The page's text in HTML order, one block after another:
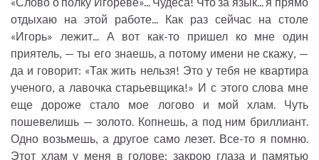
отдыхаю на этой работе... Как раз сейчас на столе
«Игорь» лежит... А вот как-то пришел ко мне один
приятель, — ты его знаешь, а потому имени не скажу, —
да и говорит: «Так жить нельзя! Это у тебя не квартира
ученого, а лавочка старьевщика!» И с этого слова мне
еще дороже стало мое логово и мой хлам. Чуть
пошевелишь — золото. Копнешь, а под ним бриллиант.
Одно возьмешь, а другое само лезет. Все-то я помню.
Этот хлам у меня в голове: закрою глаза и памятью